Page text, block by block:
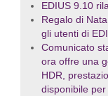
EDIUS 9.10
Regalo di
gli utenti di
Comunicato
ora offre una
HDR,
disponibile per